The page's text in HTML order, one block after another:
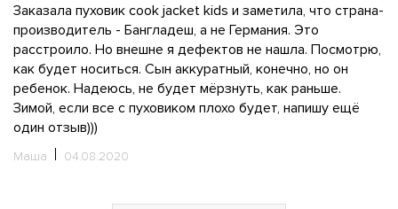
Заказала пуховик cook jacket kids и заметила, что страна-
производитель - Бангладеш, а не Германия. Это
расстроило. Но внешне я дефектов не нашла. Посмотрю,
как будет носиться. Сын аккуратный, конечно, но он
ребенок. Надеюсь, не будет мёрзнуть, как раньше.
Зимой, если все с пуховиком плохо будет, напишу ещё
один отзыв)))
Маша 04.08.2020